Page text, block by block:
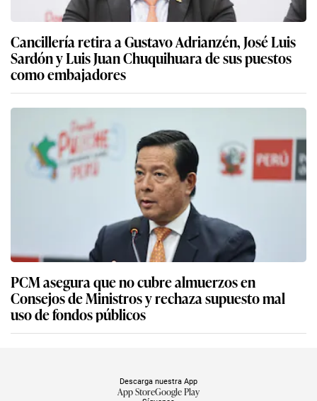
Cancillería retira a Gustavo Adrianzén, José Luis
Sardón y Luis Juan Chuquihuara de sus puestos
como embajadores
PCM asegura que no cubre almuerzos en
Consejos de Ministros y rechaza supuesto mal
uso de fondos públicos
Descarga nuestra App
App StoreGoogle Play